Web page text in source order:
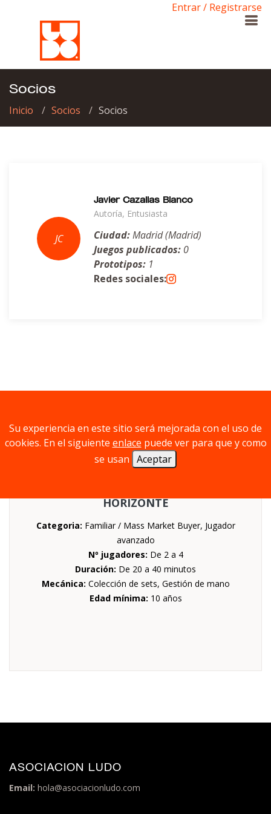
Entrar / Registrarse
Socios
Inicio Socios Socios
Javier Cazallas Blanco
Autoría, Entusiasta
Ciudad:Madrid (Madrid)
Juegos publicados: 0
Prototipos: 1
Redes sociales:
HORIZONTE
Categoria: Familiar / Mass Market Buyer, Jugador
avanzado
Nº jugadores: De 2 a 4
Duración: De 20 a 40 minutos
Mecánica: Colección de sets, Gestión de mano
Edad mínima: 10 años
ASOCIACION LUDO
Email: hola@asociacionludo.com
Su experiencia en este sitio será mejorada con el uso de
cookies. En el siguiente enlace puede ver para que y como
se usan Aceptar